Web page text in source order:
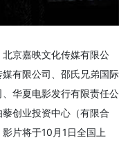
京嘉映文化传媒有限公
有限公司、邵氏兄弟国际
华夏电影发行有限责任公
创业投资中心（有限合
片将于10月1日全国上